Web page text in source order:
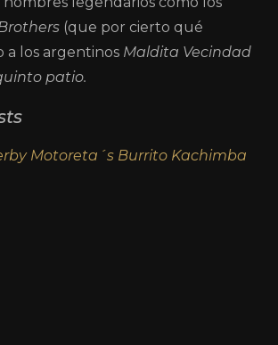
(que por cierto qué
a los argentinos Maldita Vecindad
patio.
Motoreta´s Burrito Kachimba